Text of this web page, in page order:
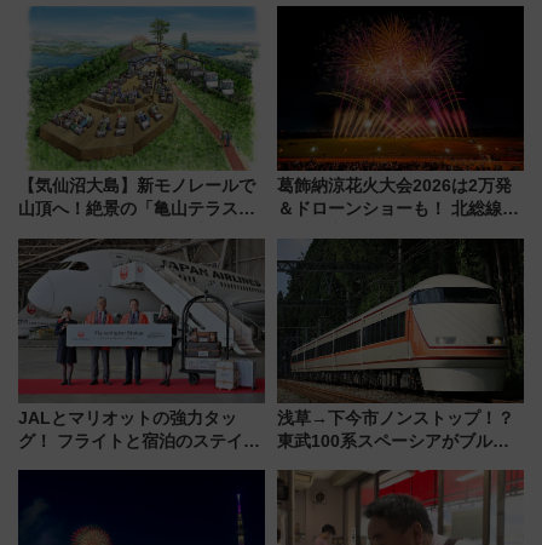
いを満喫しよう（花火鑑賞会応
募は7/12まで！）
【気仙沼大島】新モノレールで
山頂へ！絶景の「亀山テラス
暇村のお得な日帰りプランも登
場
葛飾納涼花火大会2026は2万発
＆ドローンショーも！ 北総線を
車、観覧スポット情報と周辺観
光まとめ（7/28開催）
JALとマリオットの強力タッ
グ！ フライトと宿泊のステイタ
浅草→下今市ノンストップ！？
東武100系スペーシアがブルー
ー当時の停車駅」を再現 運転
時刻や特急券の買い方を紹介